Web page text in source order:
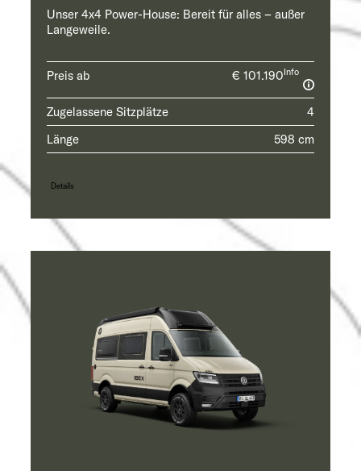
Unser 4x4 Power-House: Bereit für alles – außer
Langeweile.
Preis ab € 101.190Info
Zugelassene Sitzplätze
4
Länge
598 cm
Details